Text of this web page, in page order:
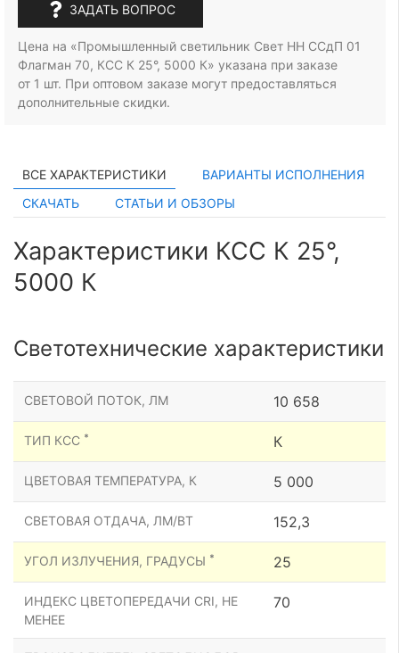
ЗАДАТЬ ВОПРОС
Цена на «Промышленный светильник Свет НН ССдП 01
Флагман 70, КСС К 25°, 5000 К» указана при заказе
от 1 шт. При оптовом заказе могут предоставляться
дополнительные скидки.
ВСЕ ХАРАКТЕРИСТИКИ
ВАРИАНТЫ ИСПОЛНЕНИЯ
СКАЧАТЬ
СТАТЬИ И ОБЗОРЫ
Характеристики КСС К 25°,
5000 К
Светотехнические характеристики
СВЕТОВОЙ ПОТОК, ЛМ 10 658
ТИП КСС * К
ЦВЕТОВАЯ ТЕМПЕРАТУРА, К 5 000
СВЕТОВАЯ ОТДАЧА, ЛМ/ВТ 152,3
УГОЛ ИЗЛУЧЕНИЯ, ГРАДУСЫ * 25
ИНДЕКС ЦВЕТОПЕРЕДАЧИ CRI, НЕ
МЕНЕЕ
70